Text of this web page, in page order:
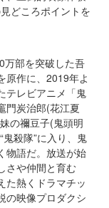
どころポイントを
万部を突破した吾
原作に、2019年よ
テレビアニメ「鬼
門炭治郎(花江夏
の禰豆子(鬼頭明
殺隊”に入り、鬼
物語だ。放送が始
さや仲間と育む
た熱くドラマチッ
の映像プロダクシ